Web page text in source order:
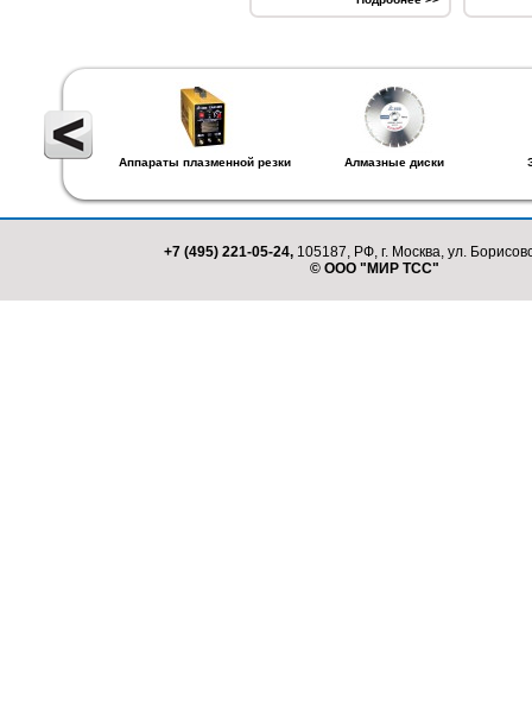
Аппараты плазменной резки Алмазные диски
+7 (495) 221-05-24, 105187, РФ, г. Москва, ул.
© ООО "МИР ТСС"